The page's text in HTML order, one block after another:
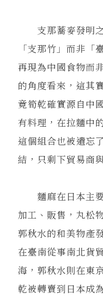
支那蕎麥發明之
「支那竹」而非「
再現為中國食物而
的角度看來，這
竟筍乾確實源自中
有料理，在拉麵中
這個組合也被遺忘
結，只剩下貿易商
麵麻在日本主要
加工、販售，丸松
郭秋水的和美物產
在臺南從事南北貨
海，郭秋水則在東
乾被轉賣到日本成